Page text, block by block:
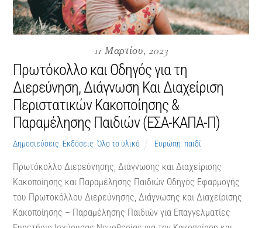
11 Μαρτίου, 2023
Πρωτόκολλο και Οδηγός για τη
Διερεύνηση, Διάγνωση Και Διαχείριση
Περιστατικών Κακοποίησης &
Παραμέλησης Παιδιών (ΕΣΑ-ΚΑΠΑ-Π)
Δημοσιεύσεις Εκδόσεις ,Όλο το υλικό Ευρώπη παιδί
Πρωτόκολλο Διερεύνησης, Διάγνωσης και Διαχείρισης
Κακοποίησης και Παραμέλησης Παιδιών Οδηγός Εφαρμογής
του Πρωτοκόλλου Διερεύνησης, Διάγνωσης και Διαχείρισης
Κακοποίησης – Παραμέλησης Παιδιών για Επαγγελματίες